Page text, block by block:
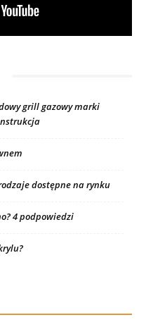
grill gazowy marki
dostępne na rynku
4 podpowiedzi